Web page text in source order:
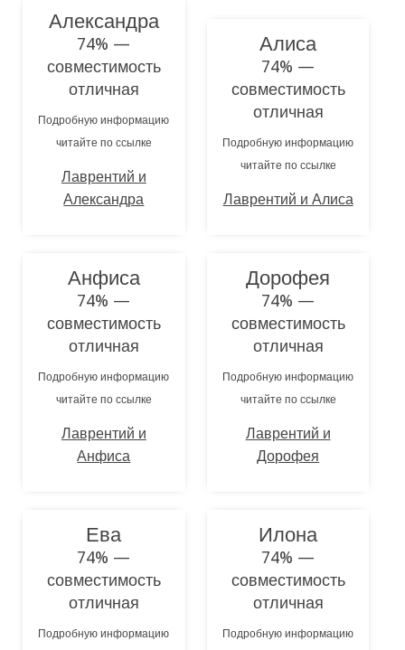
Александра
74% —
совместимость
отличная
Подробную информацию
читайте по ссылке
Лаврентий и
Александра
Алиса
74% —
совместимость
отличная
Подробную информацию
читайте по ссылке
Лаврентий и Алиса
Анфиса
74% —
совместимость
отличная
Подробную информацию
читайте по ссылке
Лаврентий и
Анфиса
Дорофея
74% —
совместимость
отличная
Подробную информацию
читайте по ссылке
Лаврентий и
Дорофея
Ева
74% —
совместимость
отличная
Подробную информацию
Илона
74% —
совместимость
отличная
Подробную информацию